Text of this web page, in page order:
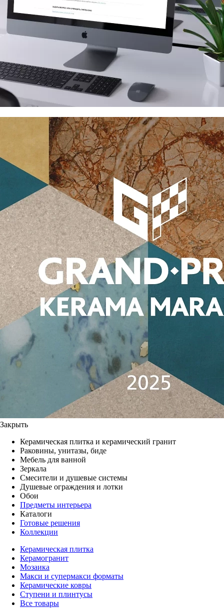
Закрыть
Керамическая плитка и керамический гранит
Раковины, унитазы, биде
Мебель для ванной
Зеркала
Смесители и душевые системы
Душевые ограждения и лотки
Обои
Предметы интерьера
Каталоги
Готовые решения
Коллекции
Керамическая плитка
Керамогранит
Мозаика
Макси и супермакси форматы
Керамические ковры
Ступени и плинтусы
Все товары